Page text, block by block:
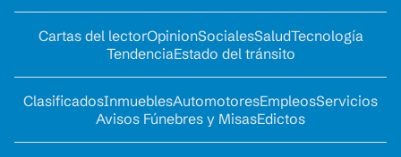
Cartas del lectorOpinionSocialesSaludTecnología
TendenciaEstado del tránsito
ClasificadosInmueblesAutomotoresEmpleosServicios
Avisos Fúnebres y MisasEdictos